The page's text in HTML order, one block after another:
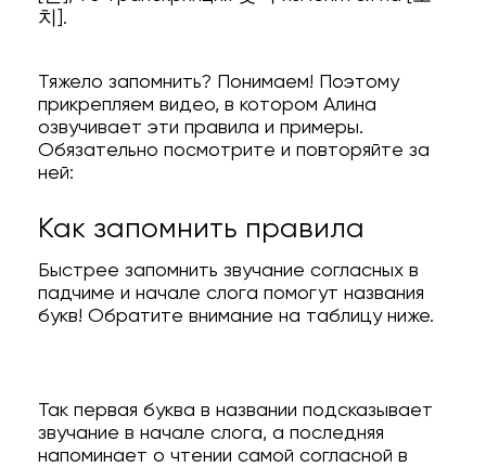
치].
Тяжело запомнить? Понимаем! Поэтому
прикрепляем видео, в котором Алина
озвучивает эти правила и примеры.
Обязательно посмотрите и повторяйте за
ней:
Как запомнить правила
Быстрее запомнить звучание согласных в
падчиме и начале слога помогут названия
букв! Обратите внимание на таблицу ниже.
Так первая буква в названии подсказывает
звучание в начале слога, а последняя
напоминает о чтении самой согласной в